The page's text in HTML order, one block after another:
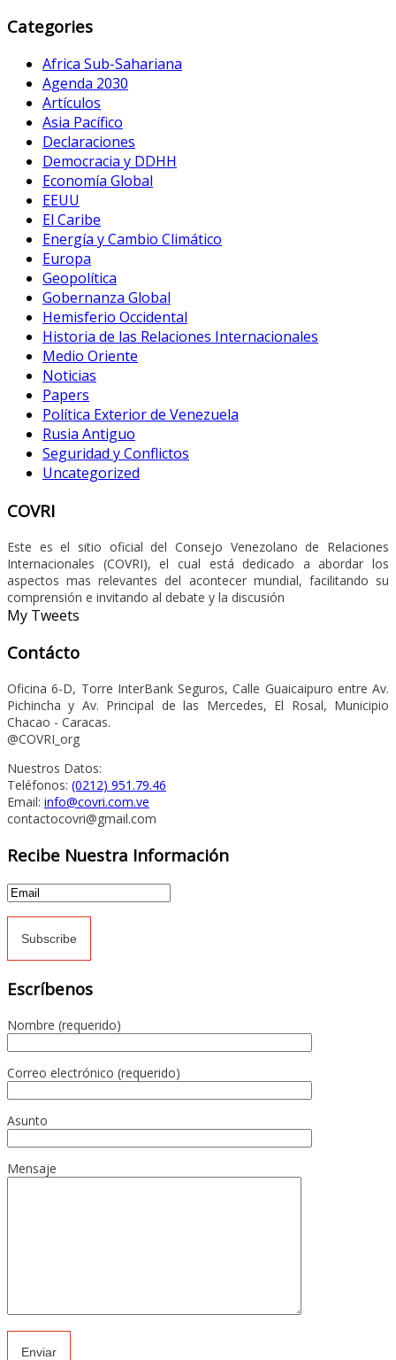
Categories
Africa Sub-Sahariana
Agenda 2030
Artículos
Asia Pacífico
Declaraciones
Democracia y DDHH
Economía Global
EEUU
El Caribe
Energía y Cambio Climático
Europa
Geopolítica
Gobernanza Global
Hemisferio Occidental
Historia de las Relaciones Internacionales
Medio Oriente
Noticias
Papers
Política Exterior de Venezuela
Rusia Antiguo
Seguridad y Conflictos
Uncategorized
COVRI
Este es el sitio oficial del Consejo Venezolano de Relaciones
Internacionales (COVRI), el cual está dedicado a abordar los
aspectos mas relevantes del acontecer mundial, facilitando su
comprensión e invitando al debate y la discusión
My Tweets
Contácto
Oficina 6-D, Torre InterBank Seguros, Calle Guaicaipuro entre Av.
Pichincha y Av. Principal de las Mercedes, El Rosal, Municipio
Chacao - Caracas.
@COVRI_org
Nuestros Datos:
Teléfonos: (0212) 951.79.46
Email: info@covri.com.ve
contactocovri@gmail.com
Recibe Nuestra Información
Escríbenos
Nombre (requerido)
Correo electrónico (requerido)
Asunto
Mensaje